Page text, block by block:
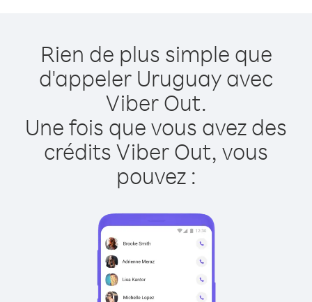
Rien de plus simple que
d'appeler Uruguay avec
Viber Out.
Une fois que vous avez des
crédits Viber Out, vous
pouvez :